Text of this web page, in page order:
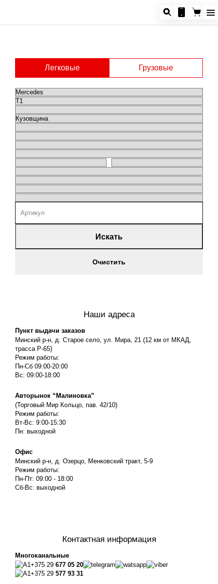
Легковые Грузовые
Искать
Очистить
Наши адреса
Пункт выдачи заказов
Минский р-н, д. Старое село, ул. Мира, 21 (12 км от МКАД,
трасса P-65)
Режим работы:
Пн-Сб 09:00-20:00
Вс: 09:00-18:00
Авторынок “Малиновка”
(Торговый Мир Кольцо, пав. 42/10)
Режим работы:
Вт-Вс: 9:00-15:30
Пн: выходной
Офис
Минский р-н, д. Озерцо, Менковский тракт, 5-9
Режим работы:
Пн-Пт: 09:00 - 18:00
Сб-Вс: выходной
Контактная информация
Многоканальные
+375 29 677 05 20
+375 29 577 93 31